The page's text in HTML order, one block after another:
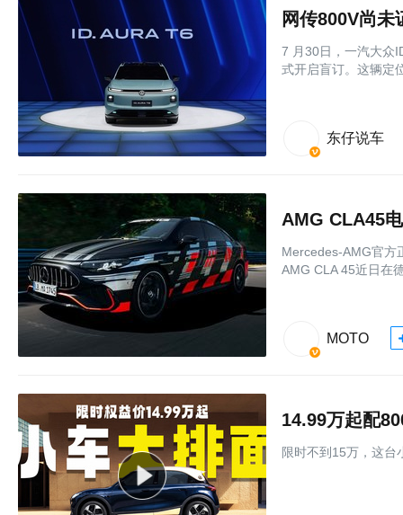
网传800V尚
7 月30日，一汽大众
式开启盲订。这辆定
东仔说车
Mercedes-AMG官方
AMG CLA 45近日在
MOTO
14.99万起配
限时不到15万，这台